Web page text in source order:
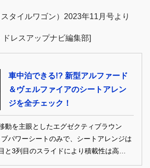
タイルワゴン）2023年11月号より
ドレスアップナビ編集部]
車中泊できる!? 新型アルファード
＆ヴェルファイアのシートアレン
ジを全チェック！
動を主眼としたエグゼクティブラウン
パワーシートのみで、シートアレンジは
と3列目のスライドにより積載性は高い。
と、多彩なアレンジを実現するはずの2